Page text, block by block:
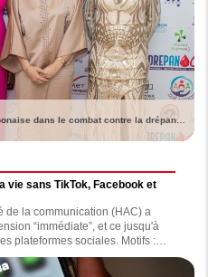
Santé : Zoé Action, la nouvelle voix gabonaise dans le combat contre la drépanocytose
vie sans TikTok, Facebook et
de la communication (HAC) a
“immédiate”, et ce jusqu'à
plateformes sociales. Motifs :
diffamatoires, haineux ou
vit-elle cette situation ?